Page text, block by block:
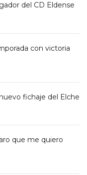
del CD Eldense
con victoria
fichaje del Elche
que me quiero